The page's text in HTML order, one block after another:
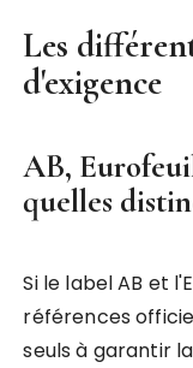
Les
d'exigence
AB,
quelles
Si le label AB et
références
seuls à garantir